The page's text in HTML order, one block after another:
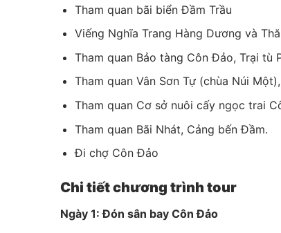
Tham quan bãi biển Đầm Trầu
Viếng Nghĩa Trang Hàng Dương và
Tham quan Bảo tàng Côn Đảo, Trại tù
Tham quan Vân Sơn Tự (chùa Núi
Tham quan Cơ sở nuôi cấy ngọc trai
Tham quan Bãi Nhát, Cảng bến Đầm.
Đi chợ Côn Đảo
Chi tiết chương trình tour
Ngày 1: Đón sân bay Côn Đảo